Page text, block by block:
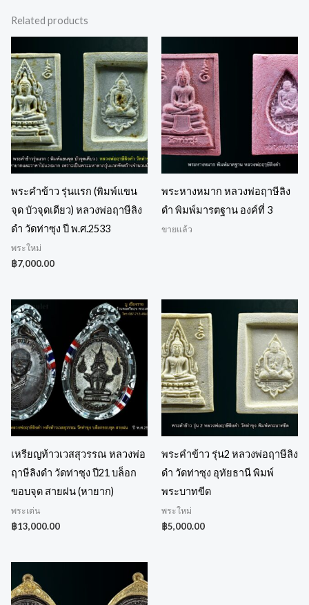
Related products
พระคำข้าว รุ่นแรก (พิมพ์แขน
จุด บัวจุดเดียว) หลวงพ่อฤาษีลิง
ดำ วัดท่าซุง ปี พ.ศ.2533
พระใหม่
฿7,000.00
พระหางหมาก หลวงพ่อฤาษีลิง
ดำ พิมพ์มารตฐาน องค์ที่ 3
ขายแล้ว
เหรียญท้าวเวสสุวรรณ หลวงพ่อ
ฤาษีลิงดำ วัดท่าซุง ปี21 บล็อก
ขอบจุด สายฝน (หายาก)
พระเด่น
฿13,000.00
พระคำข้าว รุ่น2 หลวงพ่อฤาษีลิง
ดำ วัดท่าซุง อุทัยธานี พิมพ์
พระบาทขีด
พระใหม่
฿5,000.00